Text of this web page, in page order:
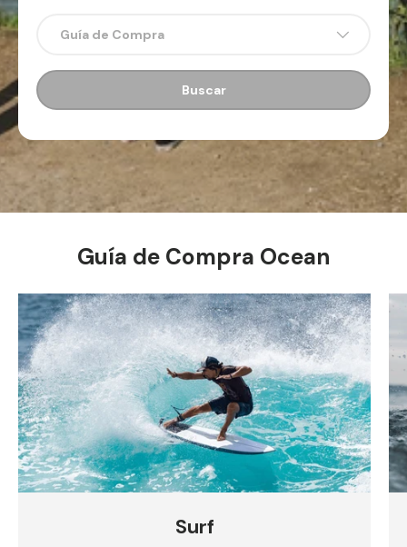
Guía de Compra
Buscar
Guía de Compra Ocean
Surf